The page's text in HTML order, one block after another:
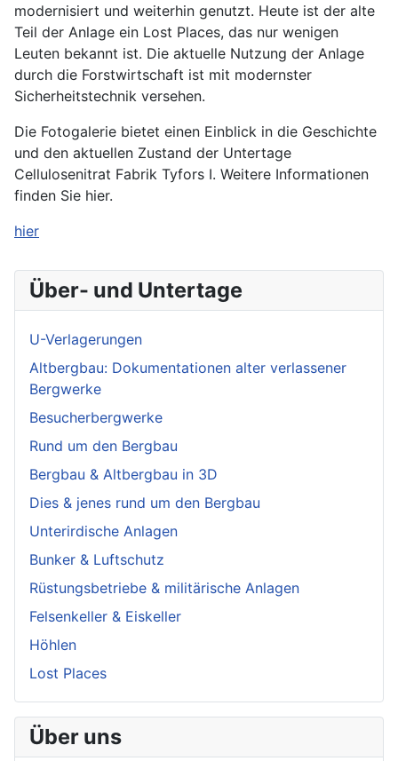
modernisiert und weiterhin genutzt. Heute ist der alte
Teil der Anlage ein Lost Places, das nur wenigen
Leuten bekannt ist. Die aktuelle Nutzung der Anlage
durch die Forstwirtschaft ist mit modernster
Sicherheitstechnik versehen.
Die Fotogalerie bietet einen Einblick in die Geschichte
und den aktuellen Zustand der Untertage
Cellulosenitrat Fabrik Tyfors I. Weitere Informationen
finden Sie hier.
hier
Über- und Untertage
U-Verlagerungen
Altbergbau: Dokumentationen alter verlassener
Bergwerke
Besucherbergwerke
Rund um den Bergbau
Bergbau & Altbergbau in 3D
Dies & jenes rund um den Bergbau
Unterirdische Anlagen
Bunker & Luftschutz
Rüstungsbetriebe & militärische Anlagen
Felsenkeller & Eiskeller
Höhlen
Lost Places
Über uns